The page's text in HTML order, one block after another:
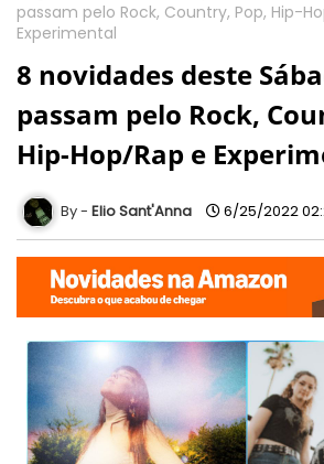
passam pelo Rock, Country, Pop, Hip-
Experimental
8 novidades deste
passam pelo Rock,
Hip-Hop/Rap e
Elio Sant'Anna 6/25/2022